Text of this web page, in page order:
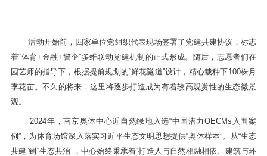
活动开始前，四家单位党组织代表现场签署了党建共建协议，标志
着“体育+金融+警企”多维联动党建机制的正式形成。随后，志愿者们在
园艺师的指导下，根据提前规划的“鲜花隧道”设计，精心栽种下100株月
季花苗。不久的将来，这里将逐步打造成为有着较高观赏性的生态微景
观。
2024年，南京奥体中心近自然绿地入选“中国潜力OECMs 入围案
例” ，为体育场馆深入落实习近平生态文明思想提供“奥体样本”。从“生态
共建”到“生态共治”，中心始终秉承着“打造人与自然相融相依、建筑与环